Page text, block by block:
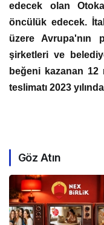
edecek olan
öncülük edecek.
üzere Avrupa'nın
şirketleri ve
beğeni kazanan
teslimatı 2023
Göz Atın